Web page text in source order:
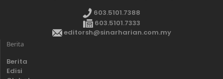
603.5101.7388
603.5101.7333
editorsh@sinarharian.com.my
Berita
Berita
Edisi